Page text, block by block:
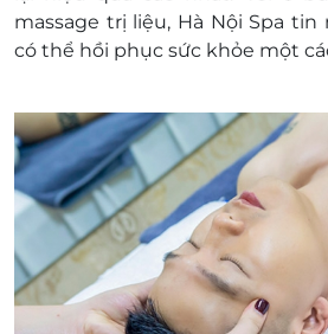
massage trị liệu, Hà Nội Spa
có thể hồi phục sức khỏe một